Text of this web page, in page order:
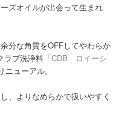
ズオイルが出会って生まれ
分な角質をOFFしてやわらか
ラブ洗浄料「CDB ロイーシ
ニューアル。
、よりなめらかで扱いやすく